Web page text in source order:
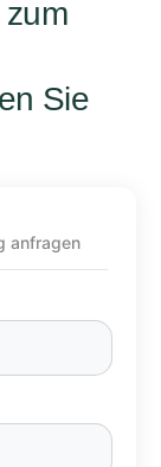
Sie
anfragen